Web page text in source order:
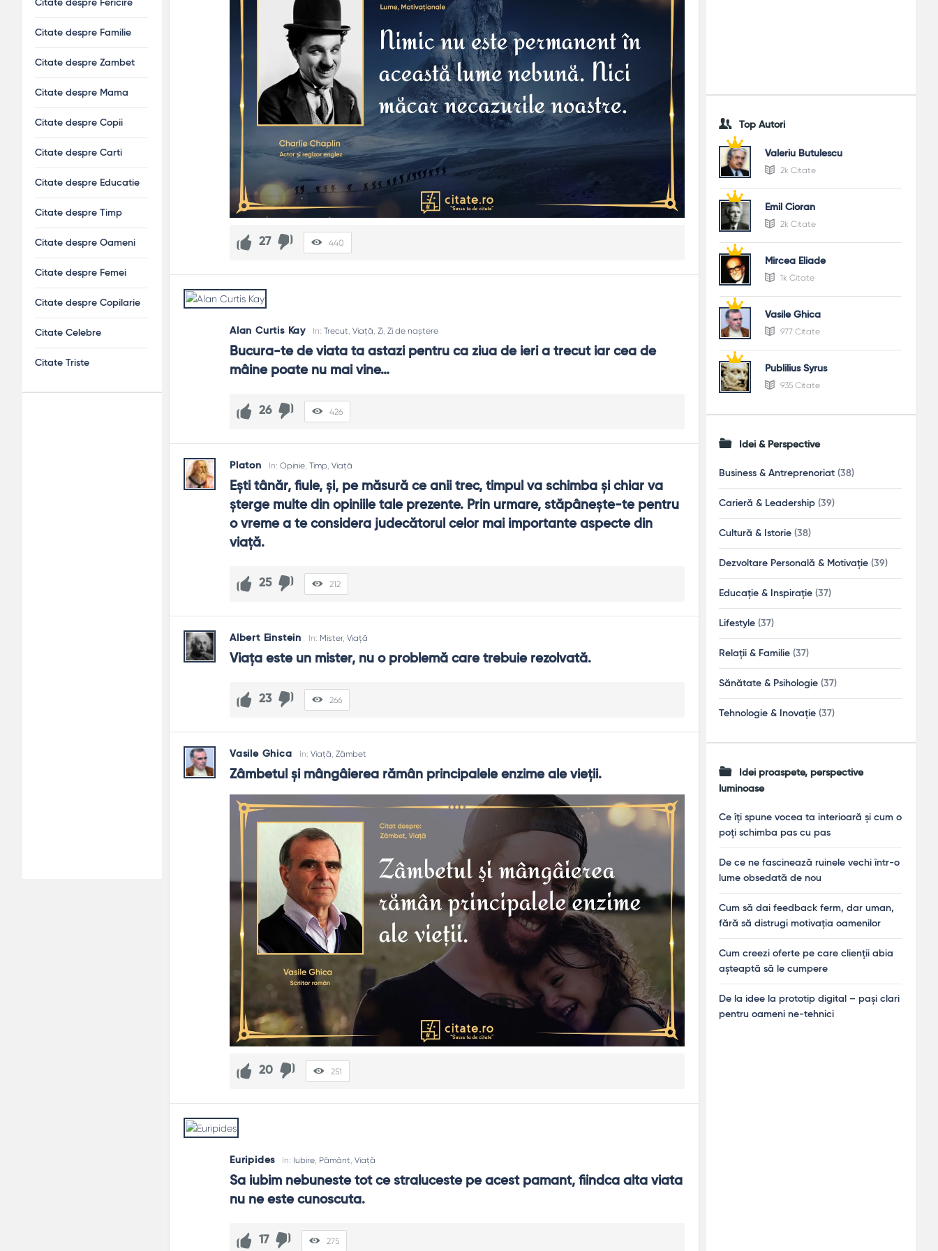
Ce fac dacă două citate bune se contrazic?
Notează contextul și presupunerile fiecăruia; alege ce servește situația ta actuală. Contradicțiile pot coexista creativ.
Cum folosesc citatele în educație?
Deschide lecția cu o întrebare derivată din citat și cere elevilor un exemplu personal; transformă maxima în dialog.
27 440
Alan Curtis Kay In: Trecut, Viață, Zi, Zi de naștere
Bucura-te de viata ta astazi pentru ca ziua de ieri a trecut iar cea de
mâine poate nu mai vine…
26 426
Platon In: Opinie, Timp, Viață
Eşti tânăr, fiule, şi, pe măsură ce anii trec, timpul va schimba şi chiar va
şterge multe din opiniile tale prezente. Prin urmare, stăpâneşte-te pentru
o vreme a te considera judecătorul celor mai importante aspecte din
viaţă.
25 212
Albert Einstein In: Mister, Viață
Viaţa este un mister, nu o problemă care trebuie rezolvată.
23 266
Vasile Ghica In: Viață, Zâmbet
Zâmbetul şi mângâierea rămân principalele enzime ale vieţii.
20 251
Euripides In: Iubire Pământ ,Viață
Sa iubim nebuneste tot ce straluceste pe acest pamant, fiindca alta viata
nu ne este cunoscuta.
17 275
Top Autori
Valeriu Butulescu
2k Citate
Emil Cioran
2k Citate
Mircea Eliade
1k Citate
Vasile Ghica
977 Citate
Publilius Syrus
935 Citate
Idei & Perspective
Business & Antreprenoriat (38)
Carieră & Leadership (39)
Cultură & Istorie (38)
Dezvoltare Personală & Motivație (39)
Educație & Inspirație (37)
Lifestyle (37)
Relații & Familie (37)
Sănătate & Psihologie (37)
Tehnologie & Inovație (37)
Idei proaspete, perspective
luminoase
Ce îți spune vocea ta interioară și cum o
poți schimba pas cu pas
De ce ne fascinează ruinele vechi într-o
lume obsedată de nou
Cum să dai feedback ferm, dar uman,
fără să distrugi motivația oamenilor
Cum creezi oferte pe care clienții abia
așteaptă să le cumpere
De la idee la prototip digital – pași clari
pentru oameni ne-tehnici
Citate despre Fericire
Citate despre Familie
Citate despre Zambet
Citate despre Mama
Citate despre Copii
Citate despre Carti
Citate despre Educatie
Citate despre Timp
Citate despre Oameni
Citate despre Femei
Citate despre Copilarie
Citate Celebre
Citate Triste